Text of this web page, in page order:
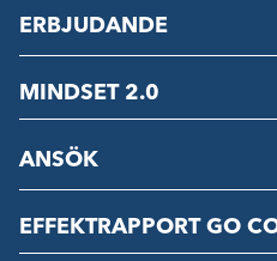
ERBJUDANDE
MINDSET 2.0
ANSÖK
EFFEKTRAPPORT GO